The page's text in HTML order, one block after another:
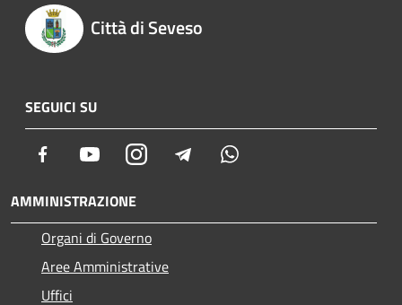
Città di Seveso
SEGUICI SU
Facebook YoutubeInstagram Telegram
AMMINISTRAZIONE
Organi di Governo
Aree Amministrative
Uffici